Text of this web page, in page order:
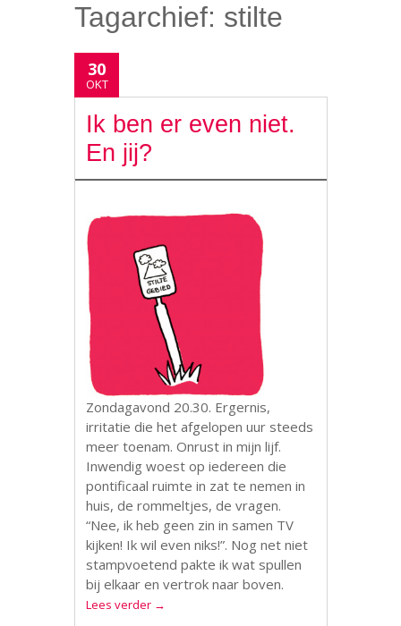
Tagarchief: stilte
30
OKT
Ik ben er even niet.
En jij?
Zondagavond 20.30. Ergernis,
irritatie die het afgelopen uur steeds
meer toenam. Onrust in mijn lijf.
Inwendig woest op iedereen die
pontificaal ruimte in zat te nemen in
huis, de rommeltjes, de vragen.
“Nee, ik heb geen zin in samen TV
kijken! Ik wil even niks!”. Nog net niet
stampvoetend pakte ik wat spullen
bij elkaar en vertrok naar boven.
Lees verder →